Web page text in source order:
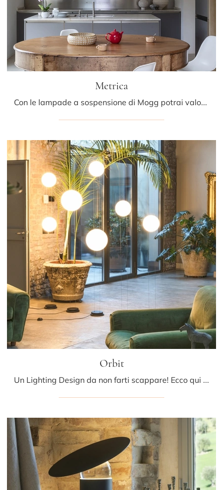
Metrica
Con le lampade a sospensione di Mogg potrai valorizzare i tuoi locali: clicca e scopri Metrica!
Orbit
Un Lighting Design da non farti scappare! Ecco qui la lampada da terra Orbit di Mogg.